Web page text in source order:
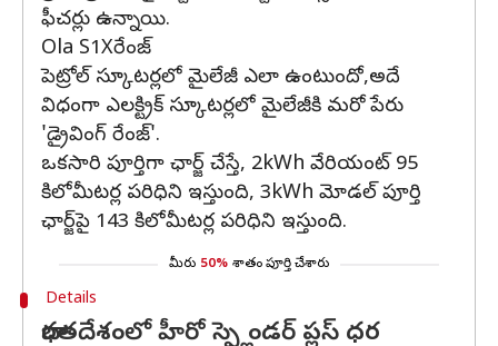
ఫీచర్లు ఉన్నాయి.
Ola S1Xరేంజ్
పెట్రోల్ స్కూటర్లలో మైలేజీ ఎలా ఉంటుందో,అదే
విధంగా ఎలక్ట్రిక్ స్కూటర్లలో మైలేజీకి మరో పేరు
'డ్రైవింగ్ రేంజ్'.
ఒకసారి పూర్తిగా ఛార్జ్ చేస్తే, 2kWh వేరియంట్ 95
కిలోమీటర్ల పరిధిని ఇస్తుంది, 3kWh మోడల్ పూర్తి
ఛార్జ్‌పై 143 కిలోమీటర్ల పరిధిని ఇస్తుంది.
మీరు 50% శాతం పూర్తి చేశారు
Details
భారతదేశంలో హీరో స్ప్లెండర్ ప్లస్ ధర